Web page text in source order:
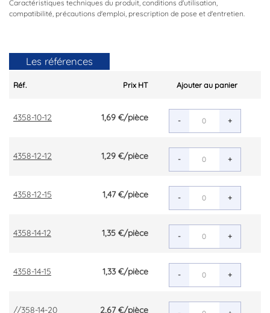
Caractéristiques techniques du produit, conditions d'utilisation,
compatibilité, précautions d'emploi, prescription de pose et d'entretien.
Les références
Réf. Prix HT Ajouter au panier
4358-10-12 1,69 €/pièce - +
4358-12-12 1,29 €/pièce - +
4358-12-15 1,47 €/pièce - +
4358-14-12 1,35 €/pièce - +
4358-14-15 1,33 €/pièce - +
//358-14-20 2,67 €/pièce